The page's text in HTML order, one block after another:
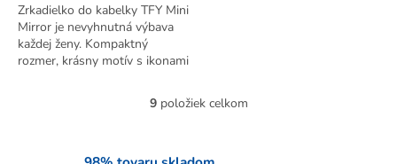
Zrkadielko do kabelky TFY Mini
Mirror je nevyhnutná výbava
každej ženy. Kompaktný
rozmer, krásny motív s ikonami
O
9položiek celkom